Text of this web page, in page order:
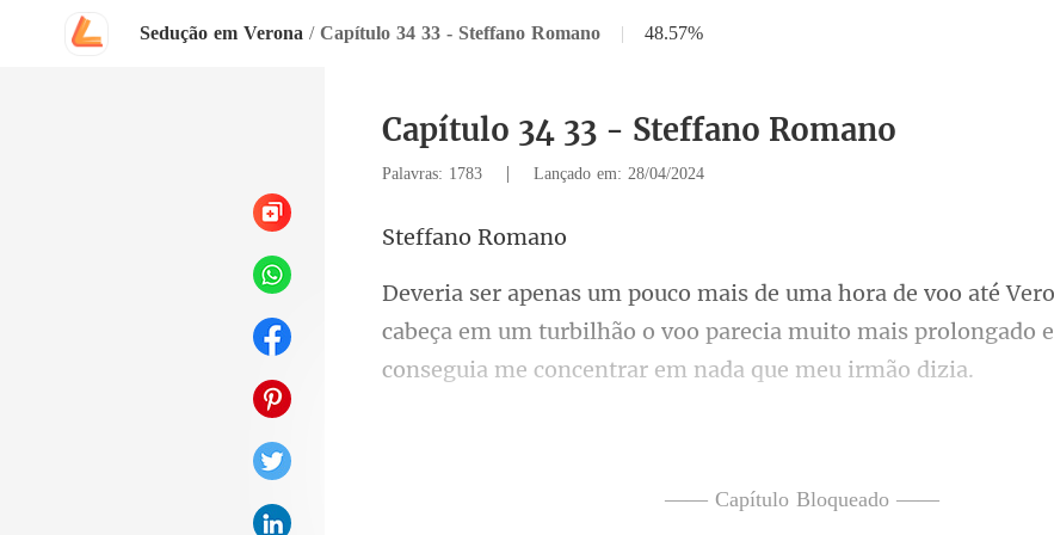
Sedução em Verona / Capítulo 34 33 - Steffano Romano | 48.57%
Capítulo 34 33 - Steffano Romano
Palavras: 1783 | Lançado em: 28/04/2024
ano R
cabeça em um turbilhão o voo parecia muito mais prolongado e
—— Capítulo Bloqueado ——